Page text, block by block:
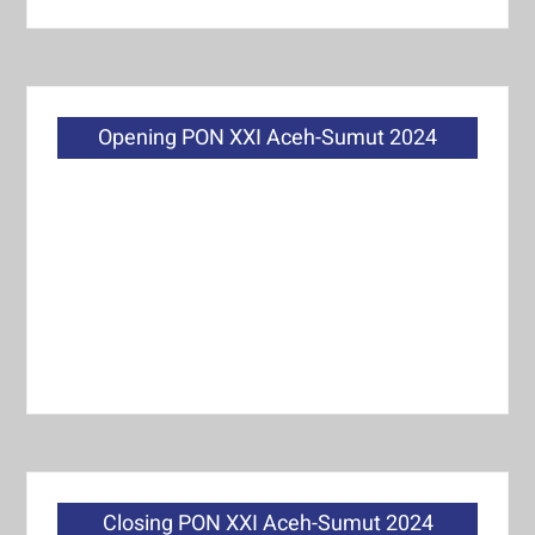
Opening PON XXI Aceh-Sumut 2024
Closing PON XXI Aceh-Sumut 2024